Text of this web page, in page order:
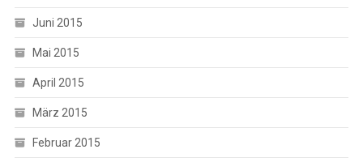
Juni 2015
Mai 2015
April 2015
März 2015
Februar 2015